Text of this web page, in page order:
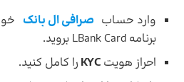
وارد حساب صرافی ال بانک
برنامه LBank Card بروید.
احراز هویت KYC را کامل کنید.